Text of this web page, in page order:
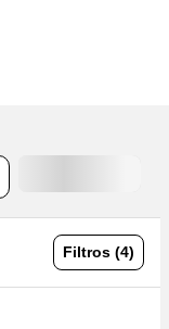
Filtros (4)